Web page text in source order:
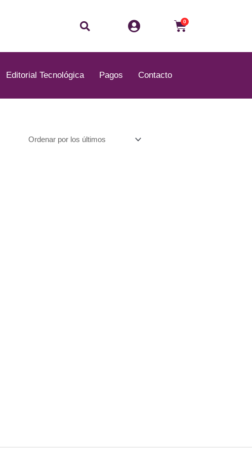
Buscar 0
Carrito
Editorial Tecnológica Pagos Contacto